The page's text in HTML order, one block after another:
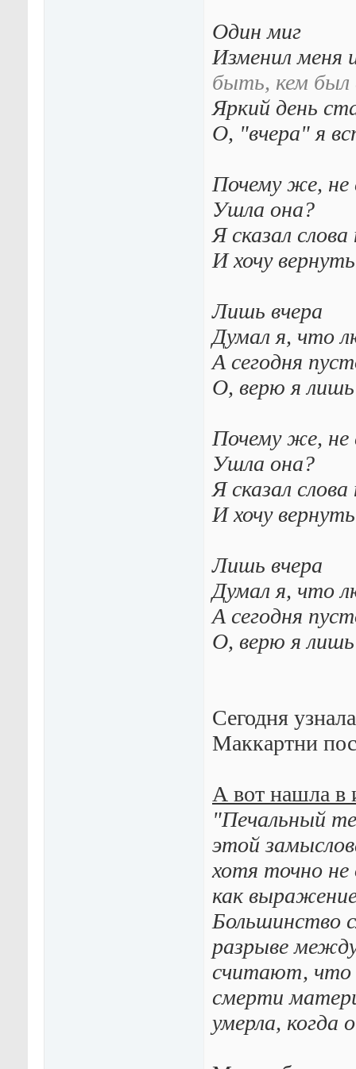
Один миг
Изменил меня
быть, кем был
Яркий день
О, "вчера" я
Почему же, не
Ушла она?
Я сказал
И хочу
Лишь вчера
Думал я, что
А сегодня
О, верю я лишь
Почему же, не
Ушла она?
Я сказал
И хочу
Лишь вчера
Думал я, что
А сегодня
О, верю я лишь
Сегодня
Маккартни
А вот нашла в
"Печальный
этой
хотя точно
как
Большинство
разрыве
считают, что
смерти
умерла, когда